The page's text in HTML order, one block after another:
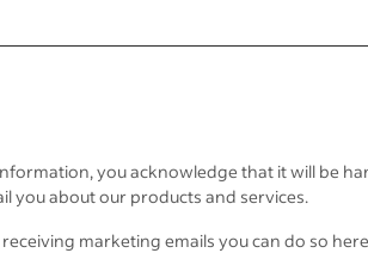
you acknowledge that it will be
you about our products and services.
marketing emails you can do so